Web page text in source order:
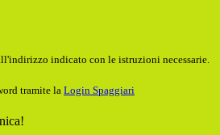
indicato con le istruzioni necessarie.
tramite la Login Spaggiari